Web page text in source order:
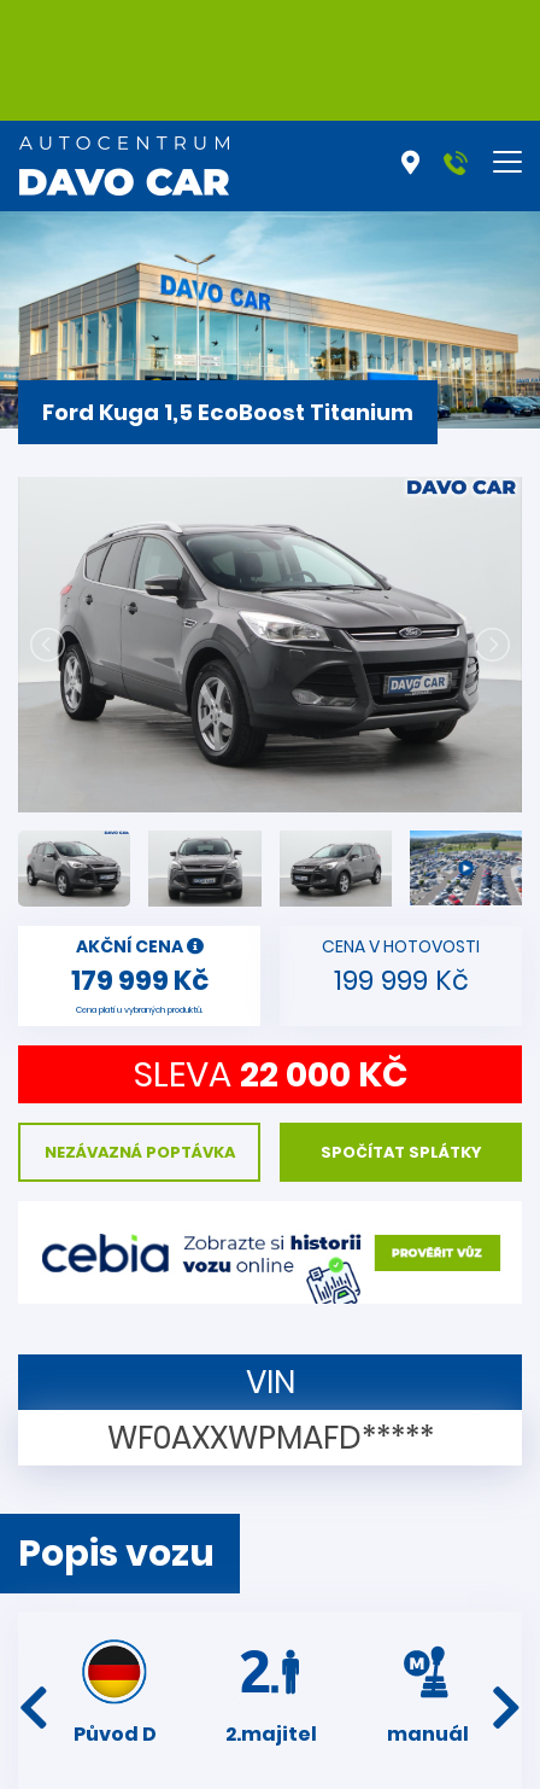
Ford Kuga 1,5 EcoBoost Titanium
AKČNÍ CENA
179 999 Kč
Cena platí u vybraných produktů.
CENA V HOTOVOSTI
199 999 Kč
SLEVA 22 000 KČ
NEZÁVAZNÁ POPTÁVKA SPOČÍTAT SPLÁTKY
VIN
WF0AXXWPMAFD*****
Popis vozu
Původ D 2.majitel manuál